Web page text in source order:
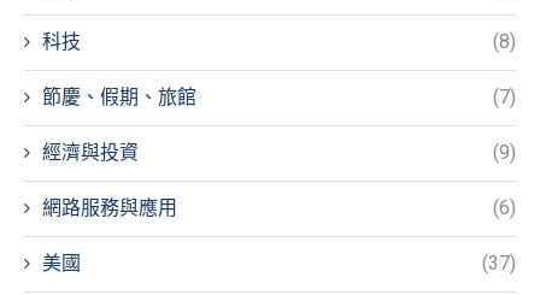
科技 (8)
節慶、假期、旅館 (7)
經濟與投資 (9)
網路服務與應用 (6)
美國 (37)